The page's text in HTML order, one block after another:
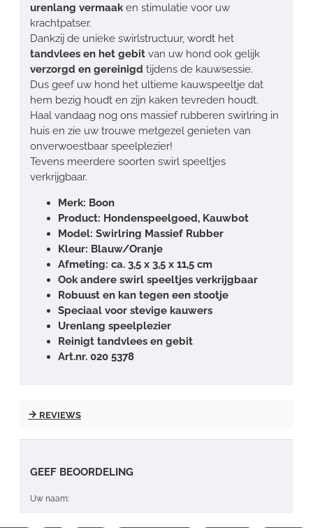
urenlang vermaaken stimulatie voor uw
krachtpatser.
Dankzij de unieke swirlstructuur, wordt het
tandvlees en het gebit van uw hond ook gelijk
verzorgd en gereinigd tijdens de kauwsessie.
Dus geef uw hond het ultieme kauwspeeltje dat
hem bezig houdt en zijn kaken tevreden houdt.
Haal vandaag nog ons massief rubberen swirlring in
huis en zie uw trouwe metgezel genieten van
onverwoestbaar speelplezier!
Tevens meerdere soorten swirl speeltjes
verkrijgbaar.
Merk: Boon
Product: Hondenspeelgoed, Kauwbot
Model: Swirlring Massief Rubber
Kleur: Blauw/Oranje
Afmeting: ca. 3,5 x 3,5 x 11,5 cm
Ook andere swirl speeltjes verkrijgbaar
Robuust en kan tegen een stootje
Speciaal voor stevige kauwers
Urenlang speelplezier
Reinigt tandvlees en gebit
Art.nr. 020 5378
REVIEWS
GEEF BEOORDELING
Uw naam: